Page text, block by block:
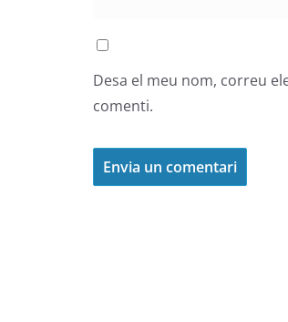
Desa el meu nom, correu
comenti.